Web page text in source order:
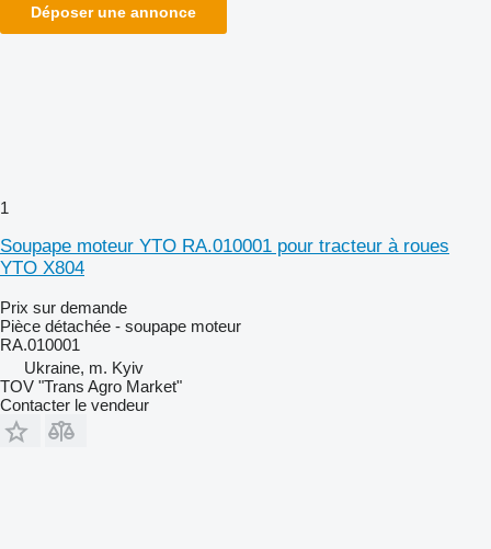
Déposer une annonce
1
Soupape moteur YTO RA.010001 pour tracteur à roues
YTO X804
Prix sur demande
Pièce détachée - soupape moteur
RA.010001
Ukraine, m. Kyiv
TOV "Trans Agro Market"
Contacter le vendeur